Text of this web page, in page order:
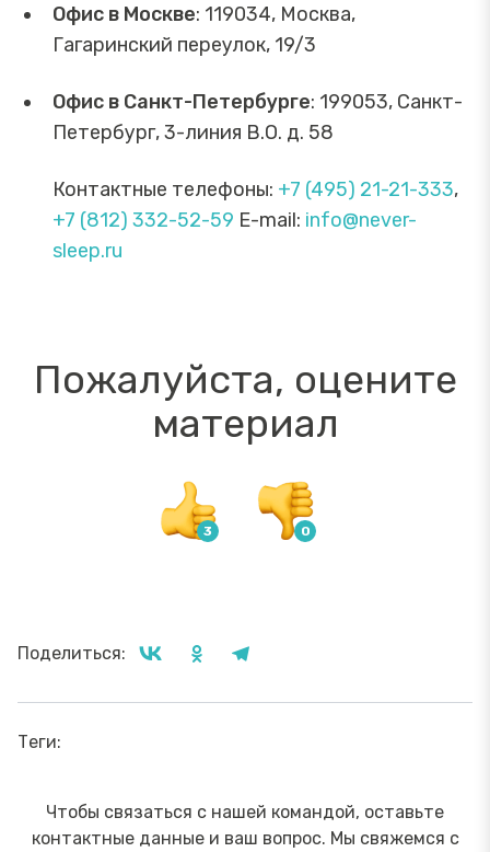
Офис в Москве: 119034, Москва,
Гагаринский переулок, 19/3
Офис в Санкт-Петербурге: 199053, Санкт-
Петербург, 3-линия В.О. д. 58
Контактные телефоны: +7 (495) 21-21-333,
+7 (812) 332-52-59 E-mail: info@never-
sleep.ru
Пожалуйста, оцените
материал
Поделиться:
Теги:
Чтобы связаться с нашей командой, оставьте
контактные данные и ваш вопрос. Мы свяжемся с